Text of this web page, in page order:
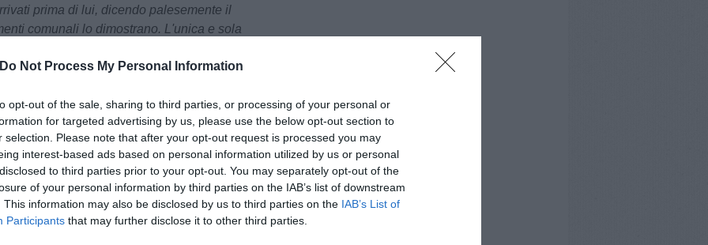
Do Not Process My Personal Information
opt-out of the sale, sharing to third parties, or processing of your personal or
for targeted advertising by us, please use the below opt-out section to
selection. Please note that after your opt-out request is processed you may
interest-based ads based on personal information utilized by us or personal
to third parties prior to your opt-out. You may separately opt-out of the
of your personal information by third parties on the IAB’s list of downstream
This information may also be disclosed by us to third parties on the IAB’s List of
Participants that may further disclose it to other third parties.
prima di lui, dicendo palesemente il
comunali lo dimostrano. L'unica e sola
è stata discussa alla luce del
e con i cittadini. Tutte le altre richieste sono
poi, quando Mini era già sindaco a tutti gli
interpellanza abbiamo scoperto la verità: in
autorizzati o in corso di autorizzazione ben 10
Parliamo di circa 55 campi da calcio
resta della campagna castelfranchese nel
di impianti enormi, alcuni da 100mila metri
i privati, potevano tutelare il
Comunità Energetica Rinnovabile
e imprese per pianificare interventi con